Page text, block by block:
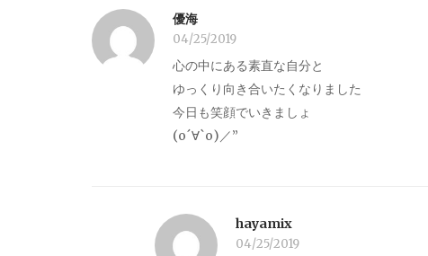
優海
04/25/2019
心の中にある素直な自分と
ゆっくり向き合いたくなりました
今日も笑顔でいきましょ
(о´∀`о)／”
hayamix
04/25/2019